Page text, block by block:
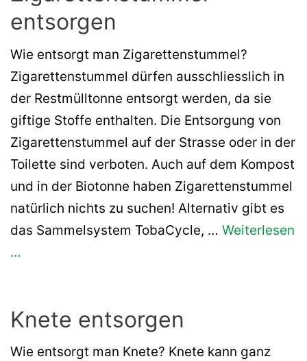
entsorgen
Wie entsorgt man Zigarettenstummel?
Zigarettenstummel dürfen ausschliesslich in
der Restmülltonne entsorgt werden, da sie
giftige Stoffe enthalten. Die Entsorgung von
Zigarettenstummel auf der Strasse oder in der
Toilette sind verboten. Auch auf dem Kompost
und in der Biotonne haben Zigarettenstummel
natürlich nichts zu suchen! Alternativ gibt es
das Sammelsystem TobaCycle, … Weiterlesen
…
Knete entsorgen
Wie entsorgt man Knete? Knete kann ganz